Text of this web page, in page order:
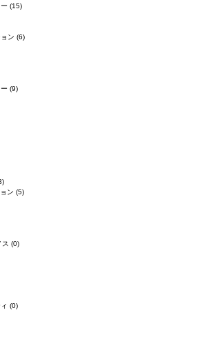
(15)
ン (6)
(9)
ン (5)
(0)
(0)